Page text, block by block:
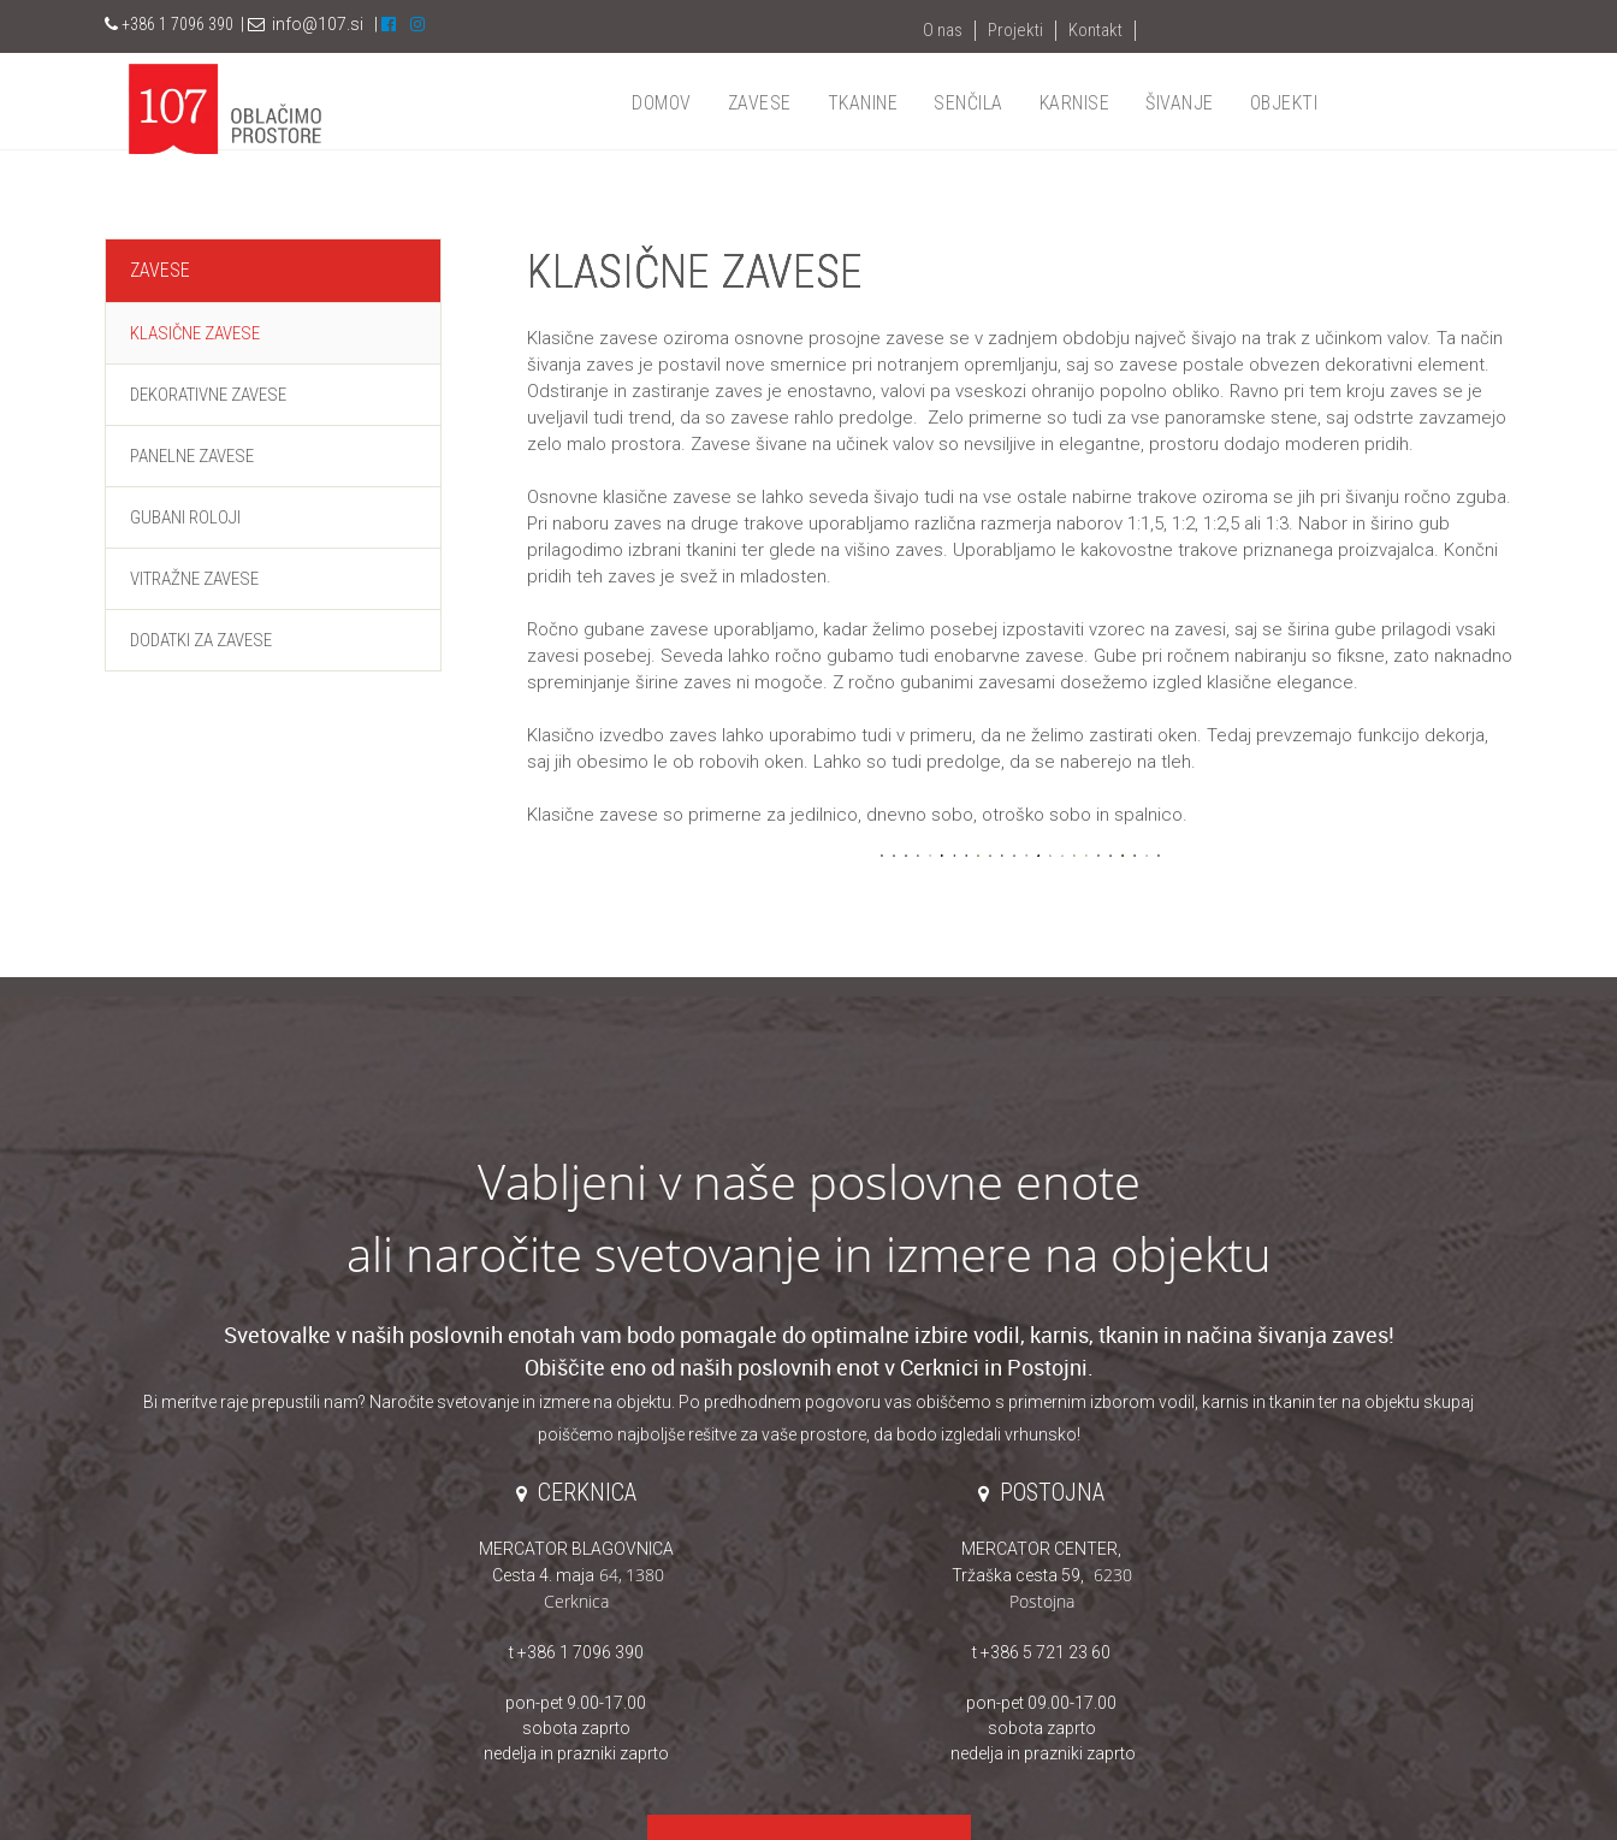
+386 1 7096 390 info@107.si O nas Projekti Kontakt
DOMOV ZAVESE TKANINE SENČILA KARNISE ŠIVANJE OBJEKTI
ZAVESE
KLASIČNE ZAVESE
DEKORATIVNE ZAVESE
PANELNE ZAVESE
GUBANI ROLOJI
VITRAŽNE ZAVESE
DODATKI ZA ZAVESE
KLASIČNE ZAVESE
Klasične zavese oziroma osnovne prosojne zavese se v zadnjem obdobju največ šivajo na trak z učinkom valov. Ta način
šivanja zaves je postavil nove smernice pri notranjem opremljanju, saj so zavese postale obvezen dekorativni element.
Odstiranje in zastiranje zaves je enostavno, valovi pa vseskozi ohranijo popolno obliko. Ravno pri tem kroju zaves se je
uveljavil tudi trend, da so zavese rahlo predolge. Zelo primerne so tudi za vse panoramske stene, saj odstrte zavzamejo
zelo malo prostora. Zavese šivane na učinek valov so nevsiljive in elegantne, prostoru dodajo moderen pridih.
Osnovne klasične zavese se lahko seveda šivajo tudi na vse ostale nabirne trakove oziroma se jih pri šivanju ročno zguba.
Pri naboru zaves na druge trakove uporabljamo različna razmerja naborov 1:1,5, 1:2, 1:2,5 ali 1:3. Nabor in širino gub
prilagodimo izbrani tkanini ter glede na višino zaves. Uporabljamo le kakovostne trakove priznanega proizvajalca. Končni
pridih teh zaves je svež in mladosten.
Ročno gubane zavese uporabljamo, kadar želimo posebej izpostaviti vzorec na zavesi, saj se širina gube prilagodi vsaki
zavesi posebej. Seveda lahko ročno gubamo tudi enobarvne zavese. Gube pri ročnem nabiranju so fiksne, zato naknadno
spreminjanje širine zaves ni mogoče. Z ročno gubanimi zavesami dosežemo izgled klasične elegance.
Klasično izvedbo zaves lahko uporabimo tudi v primeru, da ne želimo zastirati oken. Tedaj prevzemajo funkcijo dekorja,
saj jih obesimo le ob robovih oken. Lahko so tudi predolge, da se naberejo na tleh.
Klasične zavese so primerne za jedilnico, dnevno sobo, otroško sobo in spalnico.
Vabljeni v naše poslovne enote
ali naročite svetovanje in izmere na objektu
Svetovalke v naših poslovnih enotah vam bodo pomagale do optimalne izbire vodil, karnis, tkanin in načina šivanja zaves!
Obiščite eno od naših poslovnih enot v Cerknici in Postojni.
Bi meritve raje prepustili nam? Naročite svetovanje in izmere na objektu. Po predhodnem pogovoru vas obiščemo s primernim izborom vodil, karnis in tkanin ter na objektu skupaj
poiščemo najboljše rešitve za vaše prostore, da bodo izgledali vrhunsko!
CERKNICA
MERCATOR BLAGOVNICA
Cesta 4. maja 64, 1380
Cerknica
t +386 1 7096 390
pon-pet 9.00-17.00
sobota zaprto
nedelja in prazniki zaprto
POSTOJNA
MERCATOR CENTER,
Tržaška cesta 59,
6230
Postojna
t +386 5 721 23 60
pon-pet 09.00-17.00
sobota zaprto
nedelja in prazniki zaprto